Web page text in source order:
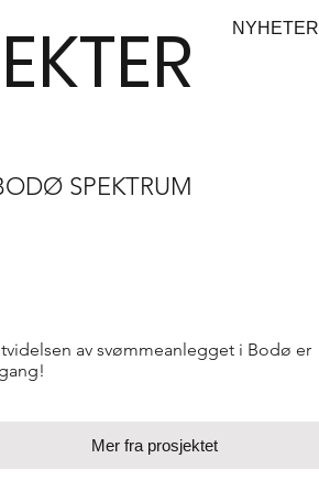
SPEKTRUM
av svømmeanlegget i Bodø er
Mer fra prosjektet
NYHETER